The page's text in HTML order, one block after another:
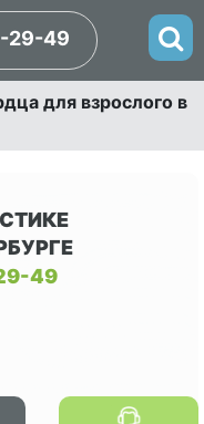
29-49
для взрослого в
49